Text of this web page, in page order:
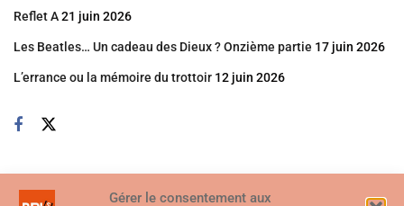
Gérer le consentement aux
Reflet A21 juin 2026
Les Beatles… Un cadeau des Dieux ? Onzième partie 17 juin 2026
L’errance ou la mémoire du trottoir 12 juin 2026